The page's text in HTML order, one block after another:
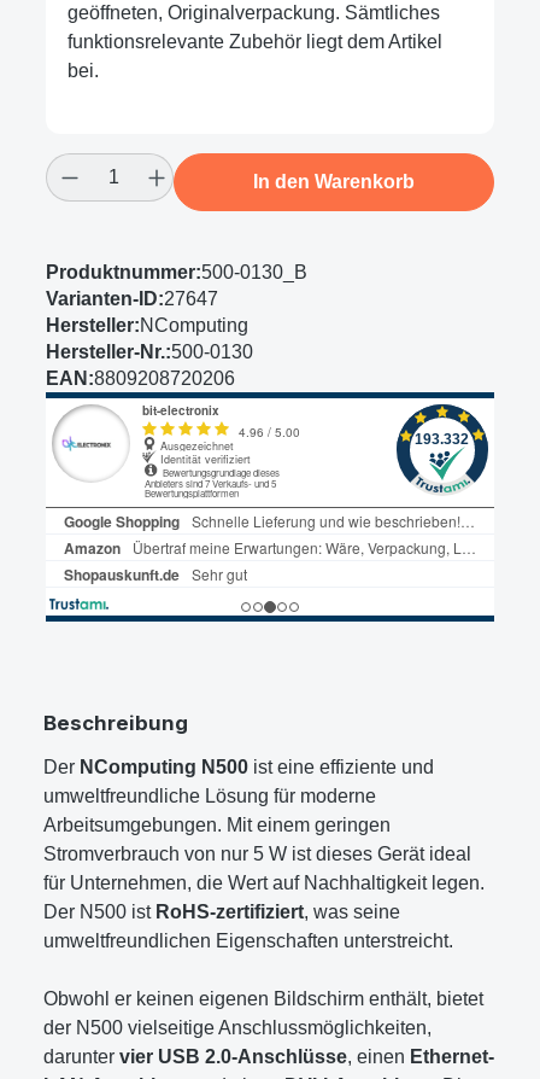
geöffneten, Originalverpackung. Sämtliches
funktionsrelevante Zubehör liegt dem Artikel
bei.
Produkt Anzahl: Gib den gewünschten
In den Warenkorb
Produktnummer:500-0130_B
Varianten-ID:27647
Hersteller:NComputing
Hersteller-Nr.:500-0130
EAN:8809208720206
Beschreibung
Der NComputing N500 ist eine effiziente und
umweltfreundliche Lösung für moderne
Arbeitsumgebungen. Mit einem geringen
Stromverbrauch von nur 5 W ist dieses Gerät ideal
für Unternehmen, die Wert auf Nachhaltigkeit legen.
Der N500 ist RoHS-zertifiziert, was seine
umweltfreundlichen Eigenschaften unterstreicht.
Obwohl er keinen eigenen Bildschirm enthält, bietet
der N500 vielseitige Anschlussmöglichkeiten,
darunter vier USB 2.0-Anschlüsse, einen Ethernet-